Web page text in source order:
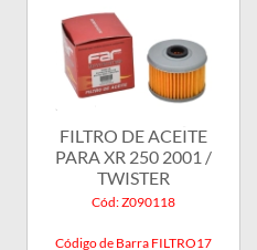
FILTRO DE ACEITE
PARA XR 250 2001 /
TWISTER
Cód: Z090118
Código de Barra FILTRO17